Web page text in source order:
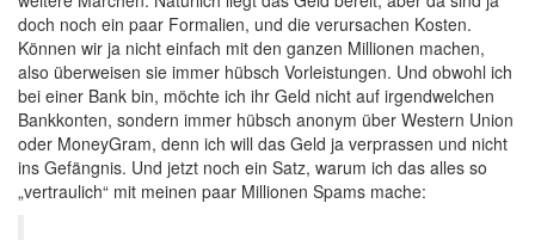
doch noch ein paar Formalien, und die verursachen Kosten.
Können wir ja nicht einfach mit den ganzen Millionen machen,
also überweisen sie immer hübsch Vorleistungen. Und obwohl ich
bei einer Bank bin, möchte ich ihr Geld nicht auf irgendwelchen
Bankkonten, sondern immer hübsch anonym über Western Union
oder MoneyGram, denn ich will das Geld ja verprassen und nicht
ins Gefängnis. Und jetzt noch ein Satz, warum ich das alles so
„vertraulich“ mit meinen paar Millionen Spams mache: